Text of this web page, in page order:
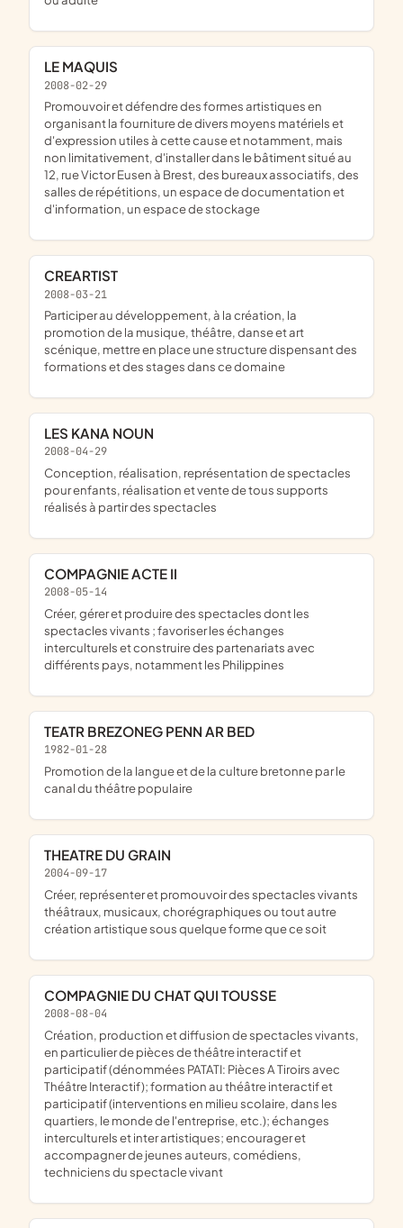
LE MAQUIS
2008-02-29
promouvoir et défendre des formes artistiques en
organisant la fourniture de divers moyens matériels et
d'expression utiles à cette cause et notamment, mais
non limitativement, d'installer dans le bâtiment situé au
12, rue Victor Eusen à Brest, des bureaux associatifs, des
salles de répétitions, un espace de documentation et
d'information, un espace de stockage
CREARTIST
2008-03-21
participer au développement, à la création, la
promotion de la musique, théâtre, danse et art
scénique, mettre en place une structure dispensant des
formations et des stages dans ce domaine
LES KANA NOUN
2008-04-29
conception, réalisation, représentation de spectacles
pour enfants, réalisation et vente de tous supports
réalisés à partir des spectacles
COMPAGNIE ACTE II
2008-05-14
créer, gérer et produire des spectacles dont les
spectacles vivants ; favoriser les échanges
interculturels et construire des partenariats avec
différents pays, notamment les Philippines
TEATR BREZONEG PENN AR BED
1982-01-28
promotion de la langue et de la culture bretonne par le
canal du théâtre populaire
THEATRE DU GRAIN
2004-09-17
créer, représenter et promouvoir des spectacles vivants
théâtraux, musicaux, chorégraphiques ou tout autre
création artistique sous quelque forme que ce soit
COMPAGNIE DU CHAT QUI TOUSSE
2008-08-04
création, production et diffusion de spectacles vivants,
en particulier de pièces de théâtre interactif et
participatif (dénommées PATATI: Pièces A Tiroirs avec
Théâtre Interactif); formation au théâtre interactif et
participatif (interventions en milieu scolaire, dans les
quartiers, le monde de l'entreprise, etc.); échanges
interculturels et inter artistiques; encourager et
accompagner de jeunes auteurs, comédiens,
techniciens du spectacle vivant